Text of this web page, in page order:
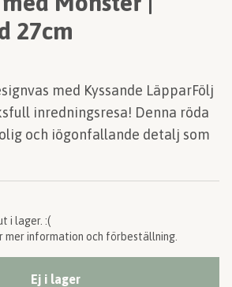
27cm
med Kyssande LäpparFölj
inredningsresa! Denna röda
och iögonfallande detalj som
i lager. :(
mer information och förbeställning.
Ej i lager